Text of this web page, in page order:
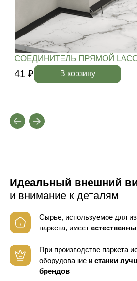
СОЕДИНИТЕЛЬ ПРЯМОЙ
41 ₽ В корзину
Идеальный внешний
и внимание к деталям
Сырье, используемое для
паркета, имеет
При производстве паркета
оборудование и станки
брендов